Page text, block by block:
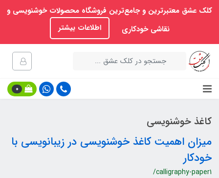
کلک عشق معتبرترین و جامع‌ترین فروشگاه محصولات خوشنویسی و
نقاشی خودکاری
اطلاعات بیشتر
0
کاغذ خوشنویسی
میزان اهمیت کاغذ خوشنویسی در زیبانویسی با
خودکار
/calligraphy-paper1